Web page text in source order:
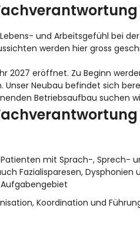
und Arbeitsgefühl bei
werden hier gross
2027 eröffnet. Zu Beginn
Neubau befindet sich
Betriebsaufbau suchen
mit Sprach-, Sprech-
Fazialisparesen, Dysphonien
Koordination und